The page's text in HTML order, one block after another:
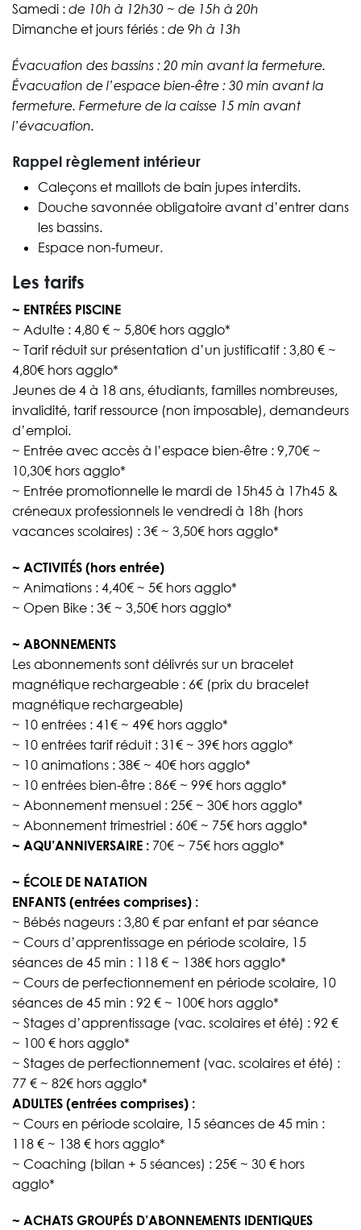
Samedi : de 10h à 12h30 ~ de 15h à 20h
Dimanche et jours fériés : de 9h à 13h
Évacuation des bassins : 20 min avant la fermeture.
Évacuation de l’espace bien-être : 30 min avant la
fermeture. Fermeture de la caisse 15 min avant
l’évacuation.
Rappel règlement intérieur
Caleçons et maillots de bain jupes interdits.
Douche savonnée obligatoire avant d’entrer dans
les bassins.
Espace non-fumeur.
Les tarifs
~ ENTRÉES PISCINE
~ Adulte : 4,80 € ~ 5,80€ hors agglo*
~ Tarif réduit sur présentation d’un justificatif : 3,80 € ~
4,80€ hors agglo*
Jeunes de 4 à 18 ans, étudiants, familles nombreuses,
invalidité, tarif ressource (non imposable), demandeurs
d’emploi.
~ Entrée avec accès à l’espace bien-être : 9,70€ ~
10,30€ hors agglo*
~ Entrée promotionnelle le mardi de 15h45 à 17h45 &
créneaux professionnels le vendredi à 18h (hors
vacances scolaires) : 3€ ~ 3,50€ hors agglo*
~ ACTIVITÉS (hors entrée)
~ Animations : 4,40€ ~ 5€ hors agglo*
~ Open Bike : 3€ ~ 3,50€ hors agglo*
~ ABONNEMENTS
Les abonnements sont délivrés sur un bracelet
magnétique rechargeable : 6€ (prix du bracelet
magnétique rechargeable)
~ 10 entrées : 41€ ~ 49€ hors agglo*
~ 10 entrées tarif réduit : 31€ ~ 39€ hors agglo*
~ 10 animations : 38€ ~ 40€ hors agglo*
~ 10 entrées bien-être : 86€ ~ 99€ hors agglo*
~ Abonnement mensuel : 25€ ~ 30€ hors agglo*
~ Abonnement trimestriel : 60€ ~ 75€ hors agglo*
~ AQU’ANNIVERSAIRE : 70€ ~ 75€ hors agglo*
~ ÉCOLE DE NATATION
ENFANTS (entrées comprises) :
~ Bébés nageurs : 3,80 € par enfant et par séance
~ Cours d’apprentissage en période scolaire, 15
séances de 45 min : 118 € ~ 138€ hors agglo*
~ Cours de perfectionnement en période scolaire, 10
séances de 45 min : 92 € ~ 100€ hors agglo*
~ Stages d’apprentissage (vac. scolaires et été) : 92 €
~ 100 € hors agglo*
~ Stages de perfectionnement (vac. scolaires et été) :
77 € ~ 82€ hors agglo*
ADULTES (entrées comprises) :
~ Cours en période scolaire, 15 séances de 45 min :
118 € ~ 138 € hors agglo*
~ Coaching (bilan + 5 séances) : 25€ ~ 30 € hors
agglo*
~ ACHATS GROUPÉS D’ABONNEMENTS IDENTIQUES